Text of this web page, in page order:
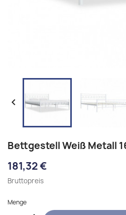

Bettgestell Weiß Metall
181,32 €
Bruttopreis
Menge